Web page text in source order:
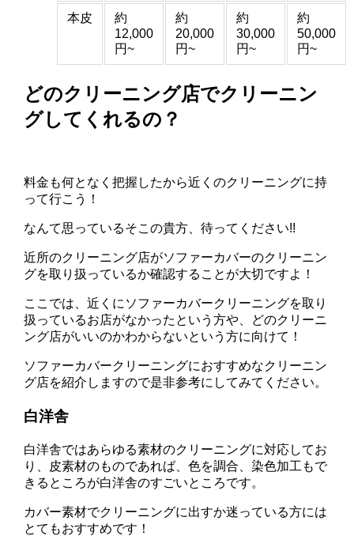
本皮
約
12,000
円~
約
20,000
円~
約
30,000
円~
約
50,000
円~
どのクリーニング店でクリーニン
グしてくれるの？
料金も何となく把握したから近くのクリーニングに持
って行こう！
なんて思っているそこの貴方、待ってください!!
近所のクリーニング店がソファーカバーのクリーニン
グを取り扱っているか確認することが大切ですよ！
ここでは、近くにソファーカバークリーニングを取り
扱っているお店がなかったという方や、どのクリーニ
ング店がいいのかわからないという方に向けて！
ソファーカバークリーニングにおすすめなクリーニン
グ店を紹介しますので是非参考にしてみてください。
白洋舎
白洋舎ではあらゆる素材のクリーニングに対応してお
り、皮素材のものであれば、色を調合、染色加工もで
きるところが白洋舎のすごいところです。
カバー素材でクリーニングに出すか迷っている方には
とてもおすすめです！